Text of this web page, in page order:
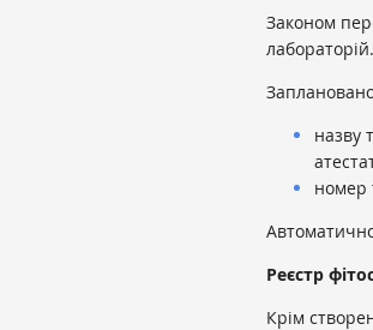
Законом
назву
номер
Автоматично
Реєстр
Крім